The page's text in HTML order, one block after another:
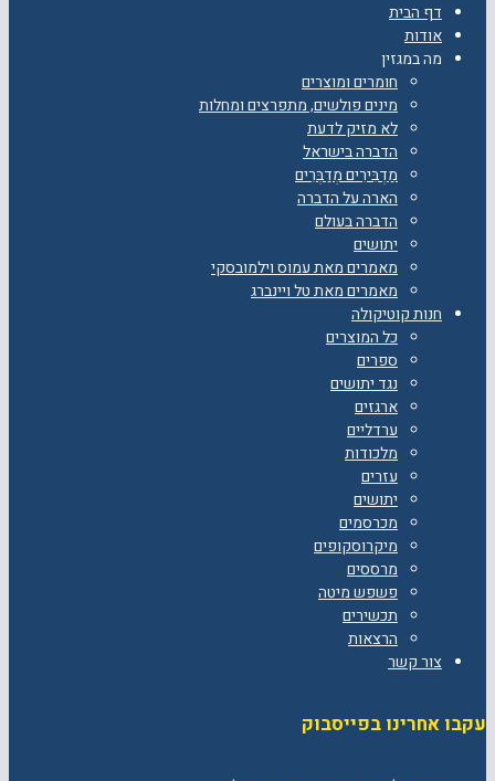
דף הבית
אודות
מה במגזין
חומרים ומוצרים
מינים פולשים, מתפרצים ומחלות
לא מזיק לדעת
הדברה בישראל
מַדְבִּירִים מְדַבְּרִים
הארה על הדברה
הדברה בעולם
יתושים
מאמרים מאת עמוס וילמובסקי
מאמרים מאת טל ויינברג
חנות קוטיקולה
כל המוצרים
ספרים
נגד יתושים
ארגזים
ערדליים
מלכודות
עזרים
יתושים
מכרסמים
מיקרוסקופים
מרססים
פשפש מיטה
תכשירים
הרצאות
צור קשר
עקבו אחרינו בפייסבוק